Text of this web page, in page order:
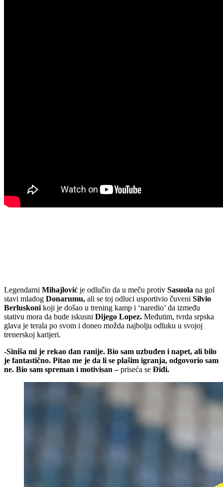
Legendarni Mihajlović je odlučio da u meču protiv Sasuola na gol
stavi mladog Donarumu, ali se toj odluci usportivio čuveni Silvio
Berluskoni koji je došao u trening kamp i ‘naredio’ da između
stativu mora da bude iskusni Dijego Lopez. Međutim, tvrda srpska
glava je terala po svom i doneo možda najbolju odluku u svojoj
trenerskoj karijeri.
-Siniša mi je rekao dan ranije. Bio sam uzbuđen i napet, ali bilo
je fantastično. Pitao me je da li se plašim igranja, odgovorio sam
ne. Bio sam spreman i motivisan –priseća se Điđi.